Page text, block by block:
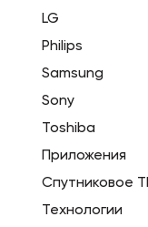
LG
Philips
Samsung
Sony
Toshiba
Приложения
Спутниковое
Технологии